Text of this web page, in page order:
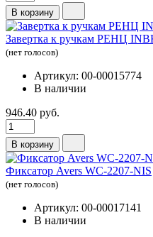
В корзину
Завертка к ручкам РЕНЦ
(нет голосов)
Артикул: 00-00015774
В наличии
946.40 руб.
В корзину
Фиксатор Avers WC-2207-NIS
(нет голосов)
Артикул: 00-00017141
В наличии